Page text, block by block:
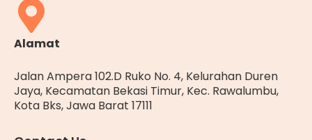
Alamat
Jalan Ampera 102.D Ruko No. 4, Kelurahan Duren
Jaya, Kecamatan Bekasi Timur, Kec. Rawalumbu,
Kota Bks, Jawa Barat 17111